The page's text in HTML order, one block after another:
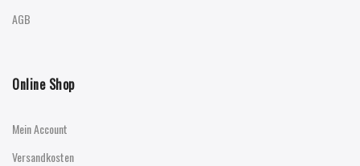
AGB
Online Shop
Mein Account
Versandkosten